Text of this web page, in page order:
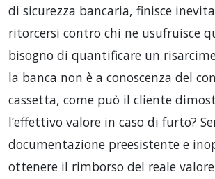
di sicurezza bancaria, finisce
ritorcersi contro chi ne usufruisce
bisogno di quantificare un
la banca non è a conoscenza del
cassetta, come può il cliente
l’effettivo valore in caso di furto?
documentazione preesistente e
ottenere il rimborso del reale